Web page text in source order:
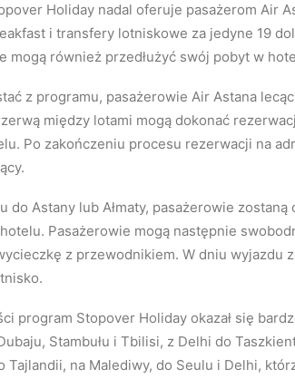
Holiday nadal oferuje pasażerom Air
i transfery lotniskowe za jedyne 19
mogą również przedłużyć swój pobyt w
z programu, pasażerowie Air Astana
między lotami mogą dokonać
Po zakończeniu procesu rezerwacji na
do Astany lub Ałmaty, pasażerowie
Pasażerowie mogą następnie
z przewodnikiem. W dniu wyjazdu
program Stopover Holiday okazał się
Stambułu i Tbilisi, z Delhi do
Tajlandii, na Malediwy, do Seulu i Delhi,